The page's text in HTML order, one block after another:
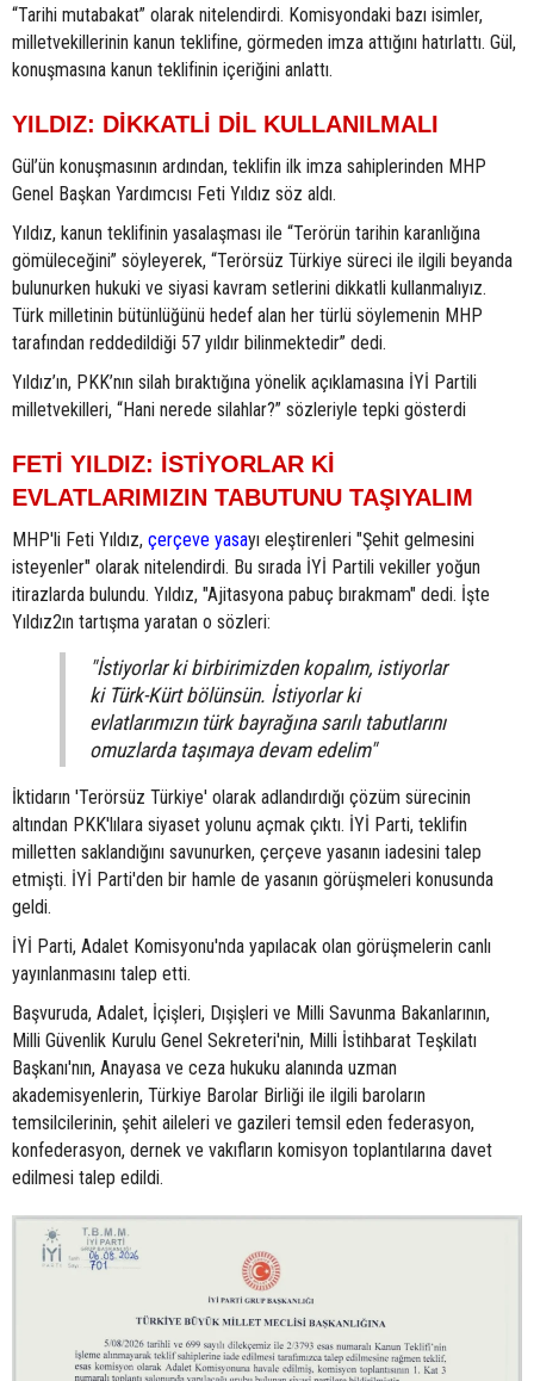
“Tarihi mutabakat” olarak nitelendirdi. Komisyondaki bazı isimler,
milletvekillerinin kanun teklifine, görmeden imza attığını hatırlattı. Gül,
konuşmasına kanun teklifinin içeriğini anlattı.
YILDIZ: DİKKATLİ DİL KULLANILMALI
Gül’ün konuşmasının ardından, teklifin ilk imza sahiplerinden MHP
Genel Başkan Yardımcısı Feti Yıldız söz aldı.
Yıldız, kanun teklifinin yasalaşması ile “Terörün tarihin karanlığına
gömüleceğini” söyleyerek, “Terörsüz Türkiye süreci ile ilgili beyanda
bulunurken hukuki ve siyasi kavram setlerini dikkatli kullanmalıyız.
Türk milletinin bütünlüğünü hedef alan her türlü söylemenin MHP
tarafından reddedildiği 57 yıldır bilinmektedir” dedi.
Yıldız’ın, PKK’nın silah bıraktığına yönelik açıklamasına İYİ Partili
milletvekilleri, “Hani nerede silahlar?” sözleriyle tepki gösterdi
FETİ YILDIZ: İSTİYORLAR Kİ
EVLATLARIMIZIN TABUTUNU TAŞIYALIM
MHP'li Feti Yıldız, çerçeve yasayı eleştirenleri "Şehit gelmesini
isteyenler" olarak nitelendirdi. Bu sırada İYİ Partili vekiller yoğun
itirazlarda bulundu. Yıldız, "Ajitasyona pabuç bırakmam" dedi. İşte
Yıldız2ın tartışma yaratan o sözleri:
"İstiyorlar ki birbirimizden kopalım, istiyorlar
ki Türk-Kürt bölünsün. İstiyorlar ki
evlatlarımızın türk bayrağına sarılı tabutlarını
omuzlarda taşımaya devam edelim"
İktidarın 'Terörsüz Türkiye' olarak adlandırdığı çözüm sürecinin
altından PKK'lılara siyaset yolunu açmak çıktı. İYİ Parti, teklifin
milletten saklandığını savunurken, çerçeve yasanın iadesini talep
etmişti. İYİ Parti'den bir hamle de yasanın görüşmeleri konusunda
geldi.
İYİ Parti, Adalet Komisyonu'nda yapılacak olan görüşmelerin canlı
yayınlanmasını talep etti.
Başvuruda, Adalet, İçişleri, Dışişleri ve Milli Savunma Bakanlarının,
Milli Güvenlik Kurulu Genel Sekreteri'nin, Milli İstihbarat Teşkilatı
Başkanı'nın, Anayasa ve ceza hukuku alanında uzman
akademisyenlerin, Türkiye Barolar Birliği ile ilgili baroların
temsilcilerinin, şehit aileleri ve gazileri temsil eden federasyon,
konfederasyon, dernek ve vakıfların komisyon toplantılarına davet
edilmesi talep edildi.